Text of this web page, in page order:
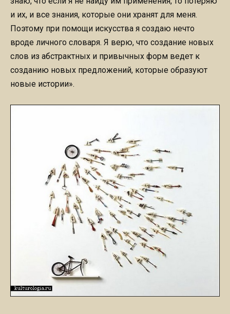
и их, и все знания, которые они хранят для меня.
Поэтому при помощи искусства я создаю нечто
вроде личного словаря. Я верю, что создание новых
слов из абстрактных и привычных форм ведет к
созданию новых предложений, которые образуют
новые истории».